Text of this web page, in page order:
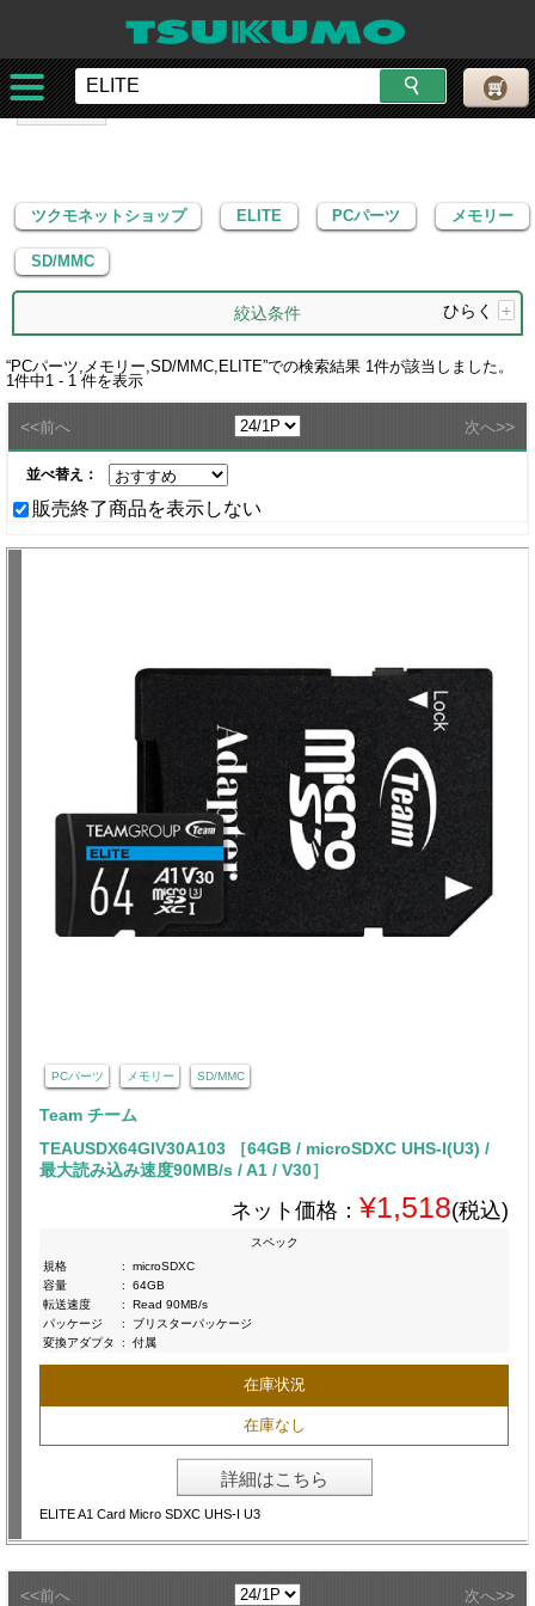
ツクモネットショップ
メモリー
SD/MMC
ツクモネットショップ ELITE PCパーツ メモリー
SD/MMC
絞込条件 ひらく +
“PCパーツ,メモリー,SD/MMC,ELITE”での検索結果 1件が該当しました。
1件中1 - 1 件を表示
<<前へ 次へ>>
並べ替え：
販売終了商品を表示しない
PCパーツ メモリー SD/MMC
Team チーム
TEAUSDX64GIV30A103 ［64GB / microSDXC UHS-I(U3) /
最大読み込み速度90MB/s / A1 / V30］
ネット価格： ¥1,518(税込)
スペック
規格
:
microSDXC
容量
:
64GB
転送速度
:
Read 90MB/s
パッケージ
:
ブリスターパッケージ
変換アダプタ
: 付属
在庫状況
在庫なし
詳細はこちら
ELITE A1 Card Micro SDXC UHS-I U3
<<前へ 次へ>>